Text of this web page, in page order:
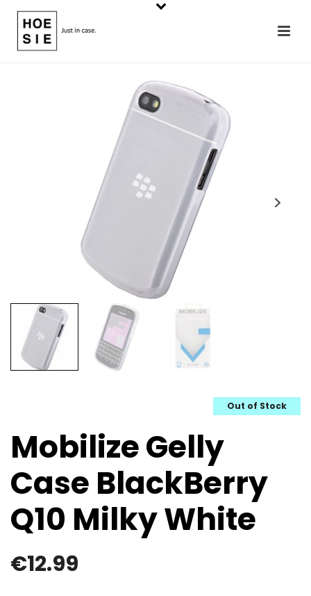
Out of Stock
Mobilize Gelly
Case BlackBerry
Q10 Milky White
€12.99